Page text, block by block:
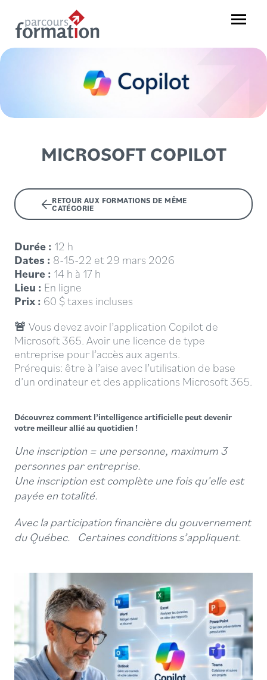
contenu
Menu
MICROSOFT COPILOT
RETOUR AUX FORMATIONS DE MÊME
CATÉGORIE
Durée : 12 h
Dates : 8-15-22 et 29 mars 2026
Heure : 14 h à 17 h
Lieu : En ligne
Prix : 60 $ taxes incluses
🚨 Vous devez avoir l’application Copilot de
Microsoft 365. Avoir une licence de type
entreprise pour l’accès aux agents.
Prérequis: être à l’aise avec l’utilisation de base
d’un ordinateur et des applications Microsoft 365.
Découvrez comment l’intelligence artificielle peut devenir
votre meilleur allié au quotidien !
Une inscription = une personne, maximum 3
personnes par entreprise.
Une inscription est complète une fois qu’elle est
payée en totalité.
Avec la participation financière du gouvernement
du Québec. Certaines conditions s’appliquent.